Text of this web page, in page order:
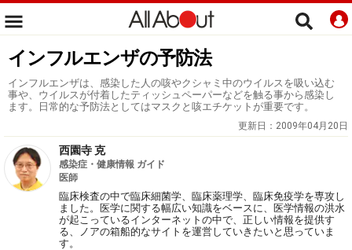
インフルエンザの予防法
インフルエンザは、感染した人の咳やクシャミ中のウイルスを吸い込む
事や、ウイルスが付着したティッシュペーパーなどを触る事から感染し
ます。日常的な予防法としてはマスクと咳エチケットが重要です。
更新日： 2009年04月20日
西園寺 克
感染症・健康情報 ガイド
医師
臨床検査の中で臨床細菌学、臨床薬理学、臨床免疫学を専攻し
ました。医学に関する幅広い知識をベースに、医学情報の洪水
が起こっているインターネットの中で、正しい情報を提供す
る、ノアの箱船的なサイトを運営していきたいと思っていま
す。